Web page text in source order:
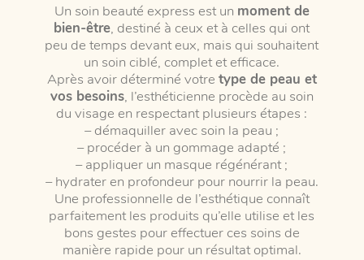
Un soin beauté express est un moment de
bien-être, destiné à ceux et à celles qui ont
peu de temps devant eux, mais qui souhaitent
un soin ciblé, complet et efficace.
Après avoir déterminé votre type de peau et
vos besoins, l’esthéticienne procède au soin
du visage en respectant plusieurs étapes :
– démaquiller avec soin la peau ;
– procéder à un gommage adapté ;
– appliquer un masque régénérant ;
– hydrater en profondeur pour nourrir la peau.
Une professionnelle de l’esthétique connaît
parfaitement les produits qu’elle utilise et les
bons gestes pour effectuer ces soins de
manière rapide pour un résultat optimal.